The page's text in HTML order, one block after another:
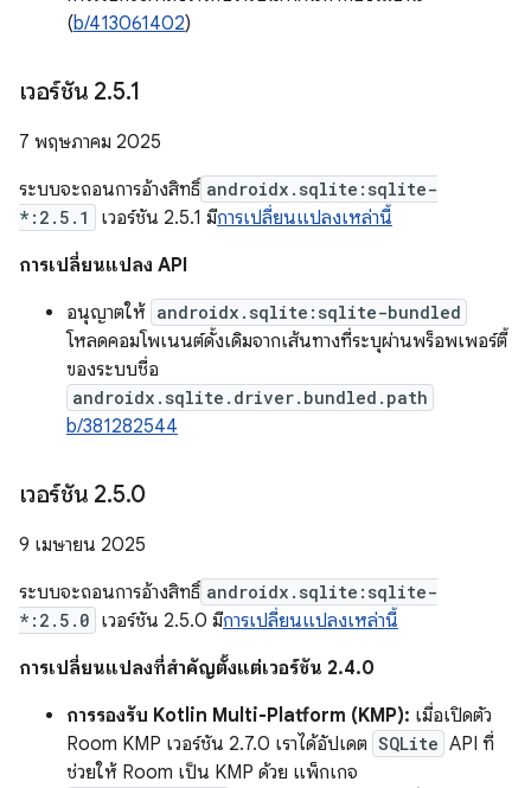
(b/413061402)
เวอร์ชัน 2.5.1
7 พฤษภาคม 2025
ระบบจะถอนการอ้างสิทธิ์ androidx.sqlite:sqlite-
*:2.5.1
เวอร์ชัน 2.5.1 มีการเปลี่ยนแปลงเหล่านี้
การเปลี่ยนแปลง API
อนุญาตให้ androidx.sqlite:sqlite-bundled
โหลดคอมโพเนนต์ดั้งเดิมจากเส้นทางที่ระบุผ่านพร็อพเพอร์ตี้
ของระบบชื่อ
androidx.sqlite.driver.bundled.path
b/381282544
เวอร์ชัน 2.5.0
9 เมษายน 2025
ระบบจะถอนการอ้างสิทธิ์ androidx.sqlite:sqlite-
*:2.5.0 เวอร์ชัน 2.5.0 มีการเปลี่ยนแปลงเหล่านี้
การเปลี่ยนแปลงที่สำคัญตั้งแต่เวอร์ชัน 2.4.0
การรองรับ Kotlin Multi-Platform (KMP): เมื่อเปิดตัว
Room KMP เวอร์ชัน 2.7.0 เราได้อัปเดต SQLite API ที่
ช่วยให้ Room เป็น KMP ด้วย แพ็กเกจ